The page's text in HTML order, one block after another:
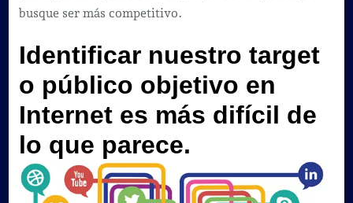
busque ser más competitivo.
Identificar nuestro target
o público objetivo en
Internet es más difícil de
lo que parece.